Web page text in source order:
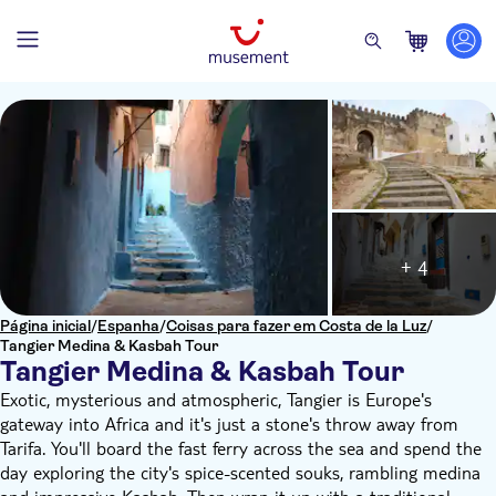
Página inicial/Espanha/Coisas para fazer em Costa de la Luz/
Tangier Medina & Kasbah Tour
Tangier Medina & Kasbah Tour
+ 4
Exotic, mysterious and atmospheric, Tangier is Europe's
gateway into Africa and it's just a stone's throw away from
Tarifa. You'll board the fast ferry across the sea and spend the
day exploring the city's spice-scented souks, rambling medina